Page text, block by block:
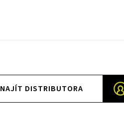
NAJÍT DISTRIBUTORA